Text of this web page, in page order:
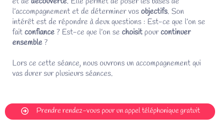
l’accompagnement et de déterminer vosobjectifs. Son
intérêt est de répondre à deux questions : Est-ce que l’on se
faitconfiance? Est-ce que l’on se choisitpourcontinuer
ensemble?
Lors ce cette séance, nous ouvrons un accompagnement qui
vas durer sur plusieurs séances.
Prendre rendez-vous pour un appel téléphonique gratuit